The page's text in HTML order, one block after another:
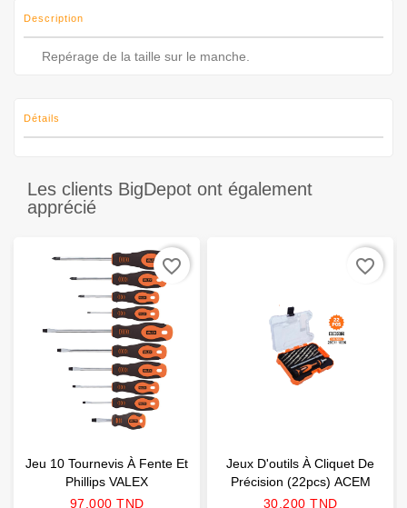
Description
Repérage de la taille sur le manche.
Détails
Les clients BigDepot ont également
apprécié
Jeu 10 Tournevis À Fente Et
Phillips VALEX
Prix
97,000 TND
favorite_border
Jeux D'outils À Cliquet De
Précision (22pcs) ACEM
Prix
30,200 TND
favorite_border